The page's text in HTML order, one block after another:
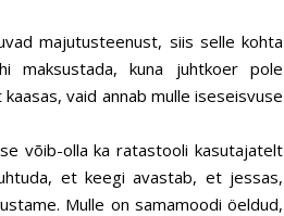
majutusteenust, siis selle kohta
kuna juhtkoer pole
vaid annab mulle iseseisvuse
võib-olla ka ratastooli kasutajatelt
et keegi avastab, et jessas,
Mulle on samamoodi öeldud,